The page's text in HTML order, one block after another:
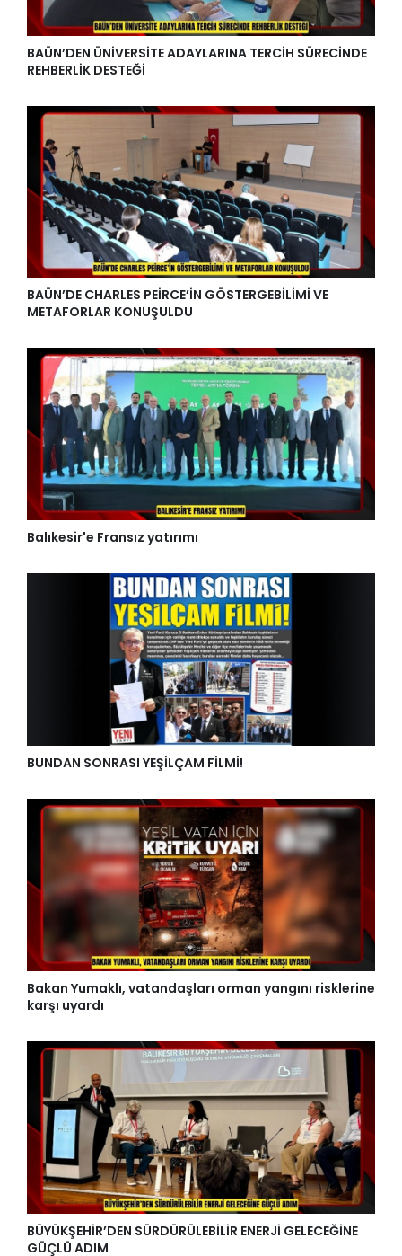
BAÜN’DEN ÜNİVERSİTE ADAYLARINA TERCİH SÜRECİNDE
REHBERLİK DESTEĞİ
BAÜN’DE CHARLES PEİRCE’İN GÖSTERGEBİLİMİ VE
METAFORLAR KONUŞULDU
Balıkesir'e Fransız yatırımı
BUNDAN SONRASI YEŞİLÇAM FİLMİ!
Bakan Yumaklı, vatandaşları orman yangını risklerine
karşı uyardı
BÜYÜKŞEHİR’DEN SÜRDÜRÜLEBİLİR ENERJİ GELECEĞİNE
GÜÇLÜ ADIM